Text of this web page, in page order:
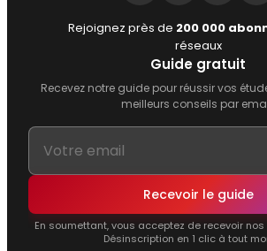
Rejoignez près de 200 000
réseaux
Guide gratuit
Recevez notre guide pour réussir vos
meilleurs conseils par
Recevoir le guide
En soumettant, vous acceptez de recevoir
Désinscription en 1 clic à tout